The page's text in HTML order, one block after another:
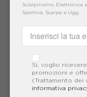
Scialpinismo, Elettronica
Sportiva, Scarpa e Ugg.
Si, voglio
promozioni e
(Trattamento dei
informativa